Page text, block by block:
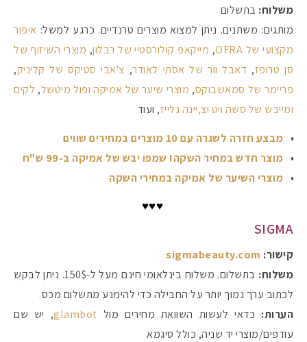
משלוח: בתשלום
מותגים: משתנים. ניתן למצוא מוצרים טרנדיים. כרגע למשל: איפור
מקצועי של OFRA
, מייקאפ קולורסטיי של רבלון, מוצרי השיזוף של
סן טרופז, דאבל וור של אסתי לאודר, צ'אבי סטיקס של קליניק,
פריימר של סמאשבוקס, מוצרי שיער של אמיקה ופול מיטשל, לקים
ומייבש של סשה ויט וצ,יינה גלייז, ועוד
מבצע חזרה לשגרה עם 10 מוצרים במחירים שווים
מוצר חדש במחיר השקה! שמפו יבש של אמיקה ב-99 ש"ח
מוצרי השיער של אמיקה במחירי השקה
♥♥♥
SIGMA
קישור: sigmabeauty.com
משלוח:
בתשלום. משלוח בינלאומי חינם מעל ל-150$. ניתן לבקש
לכתוב ערך נמוך יותר על החבילה כדי להימנע מתשלום מכס.
הערות: כדאי לעשות השוואת מחירים מול glambot, יש שם
עודפים/מוצרי יד שניה, כולל סיגמא